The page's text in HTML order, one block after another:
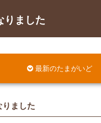
りました
最新のたまがいど
りました